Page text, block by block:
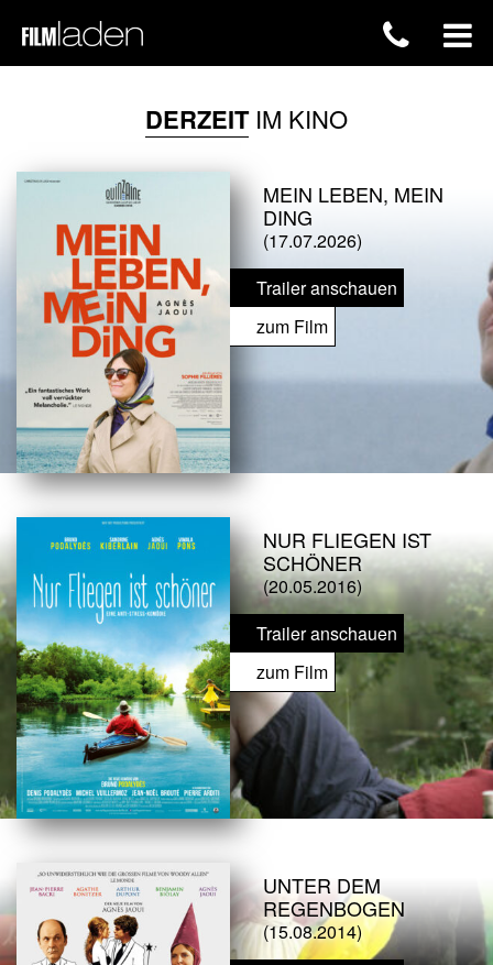
DERZEITIM KINO
MEIN LEBEN, MEIN
DING
(17.07.2026)
Trailer anschauen
zum Film
NUR FLIEGEN IST
SCHÖNER
(20.05.2016)
Trailer anschauen
zum Film
UNTER DEM
REGENBOGEN
(15.08.2014)